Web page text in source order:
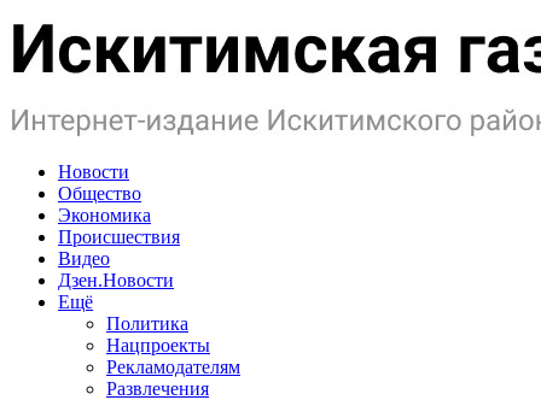
Новости
Общество
Экономика
Происшествия
Видео
Дзен.Новости
Ещё
Политика
Нацпроекты
Рекламодателям
Развлечения